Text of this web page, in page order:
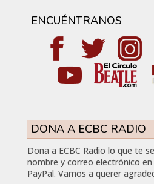
ENCUÉNTRANOS
DONA A ECBC RADIO
Dona a ECBC Radio lo que te
nombre y correo electrónico
PayPal. Vamos a querer